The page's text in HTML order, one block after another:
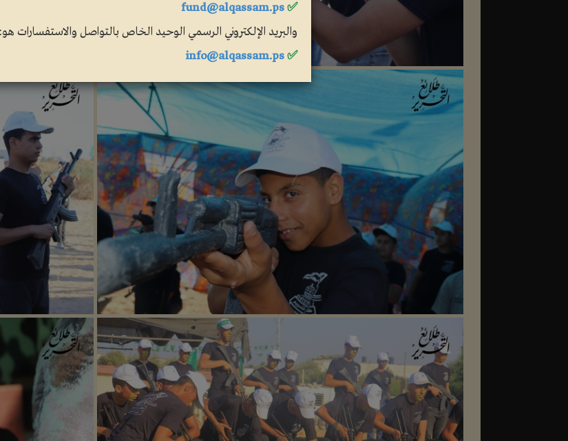
✅
fund@alqassam.ps
والبريد الإلكتروني الرسمي الوحيد الخاص بالتواصل والاستفسارات هو:
✅
info@alqassam.ps